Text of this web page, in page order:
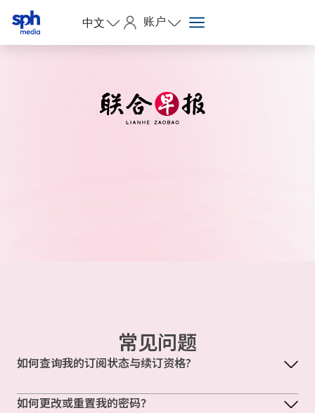
中文 账户
常见问题
如何查询我的订阅状态与续订资格?
如何更改或重置我的密码？